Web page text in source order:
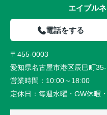
エイブル
電話をする
〒455-0003
愛知県名古屋市港区辰巳町
営業時間： 10:00～18:00
定休日： 毎週水曜・GW休暇